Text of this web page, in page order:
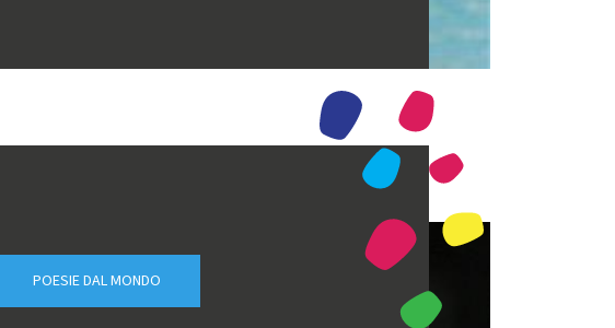
POESIE DAL MONDO